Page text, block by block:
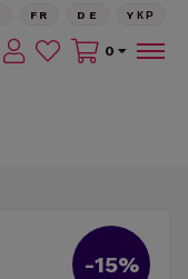
FR DE YКР
0
-15%